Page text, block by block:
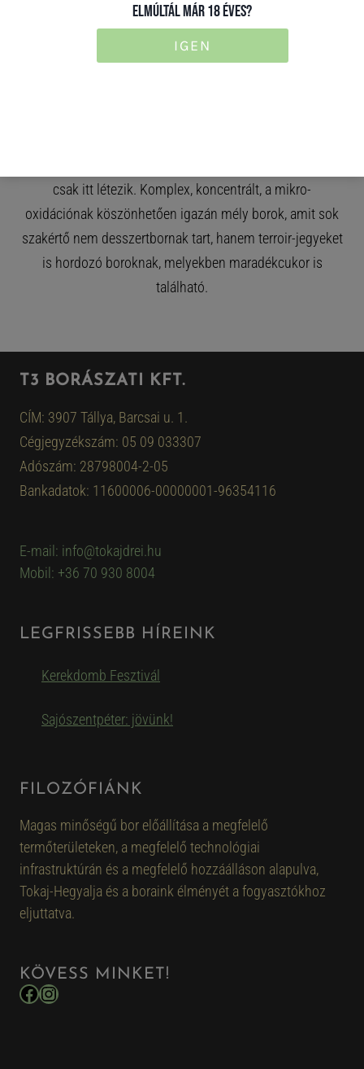
fogyasztható édesborok készülnek belőlük. A borvidék
egyik csodája a botritisz. Megjelenésekor a cukor és
savtartalom koncentrálódik a bogyókon belül, így a tokaji
csak itt létezik. Komplex, koncentrált, a mikro-
oxidációnak köszönhetően igazán mély borok, amit sok
szakértő nem desszertbornak tart, hanem terroir-jegyeket
is hordozó boroknak, melyekben maradékcukor is
található.
T3 BORÁSZATI KFT.
CÍM: 3907 Tállya, Barcsai u. 1.
Cégjegyzékszám: 05 09 033307
Adószám: 28798004-2-05
Bankadatok: 11600006-00000001-96354116
E-mail: info@tokajdrei.hu
Mobil: +36 70 930 8004
LEGFRISSEBB HÍREINK
Kerekdomb Fesztivál
Sajószentpéter: jövünk!
FILOZÓFIÁNK
Magas minőségű bor előállítása a megfelelő
termőterületeken, a megfelelő technológiai
infrastruktúrán és a megfelelő hozzáálláson alapulva,
Tokaj-Hegyalja és a boraink élményét a fogyasztókhoz
eljuttatva.
KÖVESS MINKET!
Facebook
Instagram
ELMÚLTÁL MÁR 18 ÉVES?
IGEN